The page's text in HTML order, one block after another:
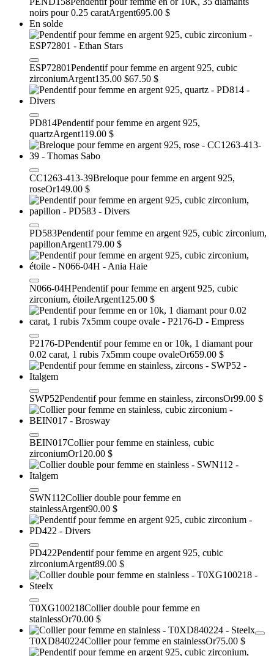
noirs pour 0.25 caratArgent695.00 $
En solde
ESP72801Pendentif pour femme en argent 925, cubic
zirconiumArgent135.00 $67.50 $
PD814Pendentif pour femme en argent 925,
quartzArgent119.00 $
CC1263-413-39Breloque pour femme en argent 925,
roseOr149.00 $
PD583Pendentif pour femme en argent 925, cubic zirconium,
papillonArgent179.00 $
N066-04HPendentif pour femme en argent 925, cubic
zirconium, étoileArgent125.00 $
P2176-DPendentif pour femme en or 10k, 1 diamant pour
0.02 carat, 1 rubis 7x5mm coupe ovaleOr659.00 $
SWP52Pendentif pour femme en stainless, zirconsOr99.00 $
BEIN017Collier pour femme en stainless, cubic
zirconiumOr120.00 $
SWN112Collier double pour femme en
stainlessArgent90.00 $
PD422Pendentif pour femme en argent 925, cubic
zirconiumArgent89.00 $
T0XG100218Collier double pour femme en
stainlessOr70.00 $
T0XD840224Collier pour femme en stainlessOr75.00 $